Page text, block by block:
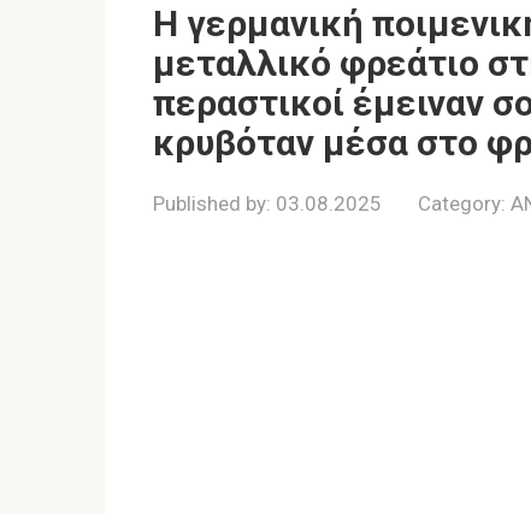
Η γερμανική
μεταλλικό φρεάτιο
περαστικοί έμειναν
κρυβόταν μέσα στο
Published by: 03.08.2025 Category: